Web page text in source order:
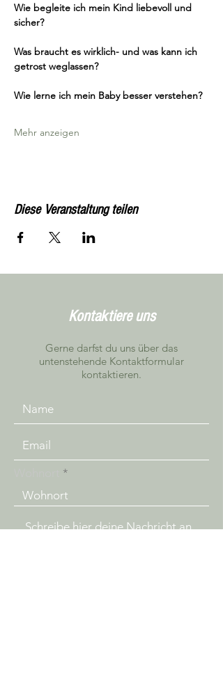
Wie begleite ich mein Kind liebevoll und
sicher?
Was braucht es wirklich- und was kann ich
getrost weglassen?
Wie lerne ich mein Baby besser verstehen?
Mehr anzeigen
Diese Veranstaltung teilen
Kontaktiere uns
Gerne darfst du uns über das
untenstehende Kontaktformular
kontaktieren.